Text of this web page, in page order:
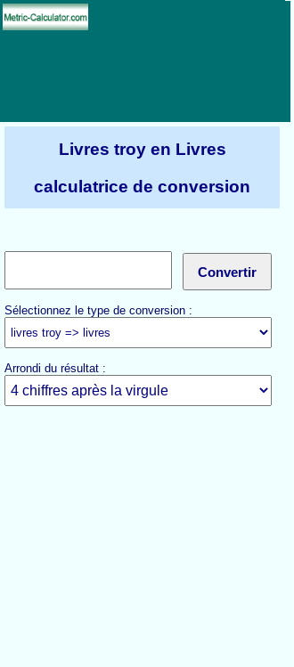
Livres troy en Livres
calculatrice de conversion
Sélectionnez le type de conversion :
Arrondi du résultat :